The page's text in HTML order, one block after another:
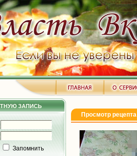
ЗАПИСЬ
Запомнить
Просмотр рецепта